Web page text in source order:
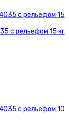
с рельефом 15 кг